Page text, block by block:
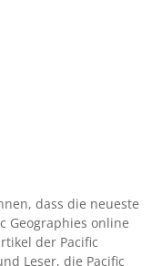
dass die neueste
Geographies online
der Pacific
Leser, die Pacific